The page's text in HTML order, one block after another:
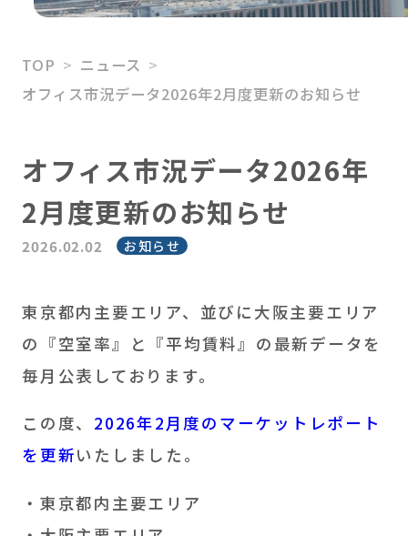
居抜きマッチングサイト
HATARABAスタートアッ
M＆Aアドバイザリー
ソリューション事業
TOP
ニュース
オフィス市況データ2026年2月度更新のお知らせ
オフィス市況データ2026年
2月度更新のお知らせ
2026.02.02 お知らせ
東京都内主要エリア、並びに大阪主要エリア
の『空室率』と『平均賃料』の最新データを
毎月公表しております。
この度、 2026年2月度のマーケットレポート
を更新いたしました。
・東京都内主要エリア